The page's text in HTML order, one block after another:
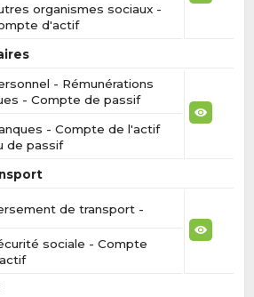
organismes sociaux -
d'actif
- Rémunérations
- Compte de passif
- Compte de l'actif
de passif
de transport -
sociale - Compte